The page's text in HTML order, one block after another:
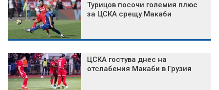
Турицов посочи големия плюс
за ЦСКА срещу Макаби
ЦСКА гостува днес на
отслабения Макаби в Грузия